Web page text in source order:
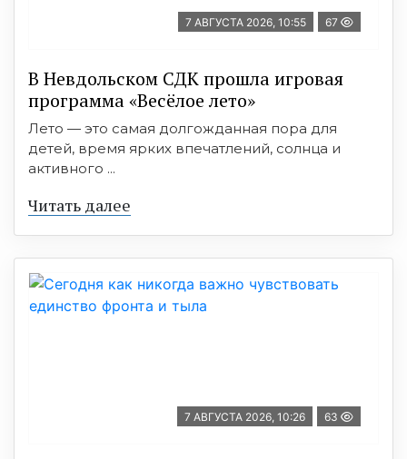
7 АВГУСТА 2026, 10:55 67
В Невдольском СДК прошла игровая
программа «Весёлое лето»
Лето — это самая долгожданная пора для
детей, время ярких впечатлений, солнца и
активного ...
Читать далее
7 АВГУСТА 2026, 10:26 63